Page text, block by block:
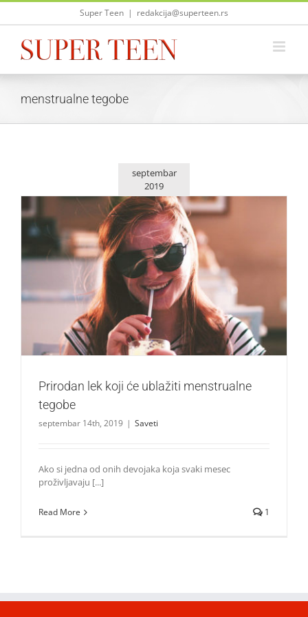
Skip
Super Teen | redakcija@superteen.rs
menstrualne tegobe
septembar
2019
Prirodan lek koji će ublažiti menstrualne tegobe
Saveti
Prirodan lek koji će ublažiti menstrualne
tegobe
septembar 14th, 2019 | Saveti
Ako si jedna od onih devojaka koja svaki mesec
proživljavaju [...]
Read More 1